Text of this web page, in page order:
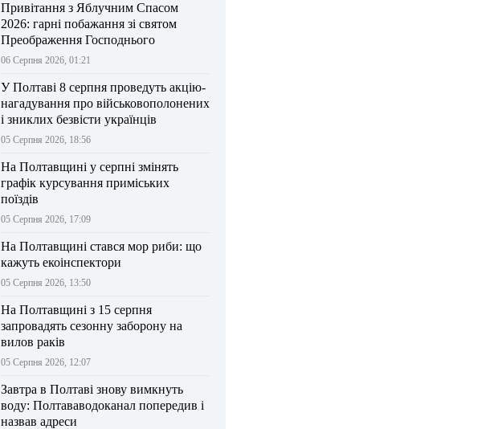
Привітання з Яблучним Спасом
2026: гарні побажання зі святом
Преображення Господнього
06 Серпня 2026, 01:21
У Полтаві 8 серпня проведуть акцію-
нагадування про військовополонених
і зниклих безвісти українців
05 Серпня 2026, 18:56
На Полтавщині у серпні змінять
графік курсування приміських
поїздів
05 Серпня 2026, 17:09
На Полтавщині стався мор риби: що
кажуть екоінспектори
05 Серпня 2026, 13:50
На Полтавщині з 15 серпня
запровадять сезонну заборону на
вилов раків
05 Серпня 2026, 12:07
Завтра в Полтаві знову вимкнуть
воду: Полтававодоканал попередив і
назвав адреси